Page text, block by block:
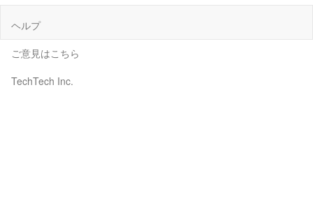
ヘルプ
ご意見はこちら
TechTech Inc.